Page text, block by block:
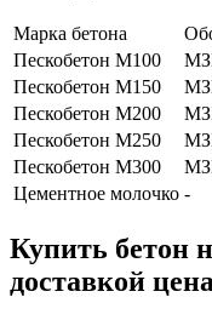
Марка бетона
Пескобетон М100
Пескобетон М150
Пескобетон М200
Пескобетон М250
Пескобетон М300
Цементное молочко -
Купить бетон
доставкой